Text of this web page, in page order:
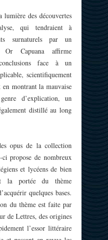
des découvertes
qui tendraient à
surnaturels par un
Or Capuana affirme
face à un
scientifiquement
montrant la mauvaise
d’explication, un
distillé au long
opus de la collection
ci propose de nombreux
et lycéens de bien
la portée du thème
quelques bases.
du thème est faite par
de Lettres, des origines
l’essor littéraire